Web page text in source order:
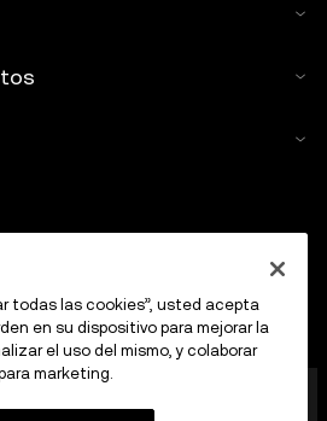
es ahora una plataforma de trading
todas las cookies”, usted acepta
en su dispositivo para mejorar la
el uso del mismo, y colaborar
marketing.